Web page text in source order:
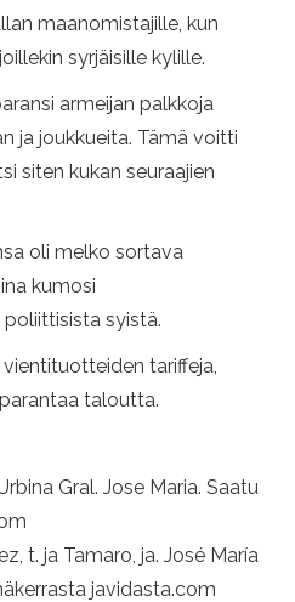
maanomistajille, kun
syrjäisille kylille.
armeijan palkkoja
​​ja joukkueita. Tämä voitti
siten kukan seuraajien
oli melko sortava
kumosi
syistä.
tariffeja,
taloutta.
Gral. Jose Maria. Saatu
t. ja Tamaro, ja. José María
javidasta.com